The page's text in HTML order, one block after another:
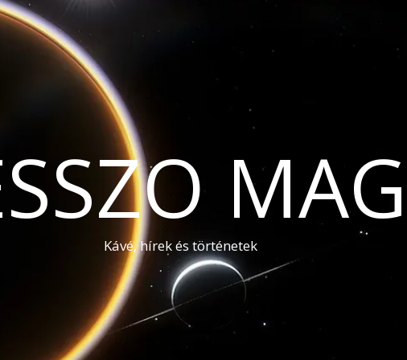
Kávé, hírek és történetek